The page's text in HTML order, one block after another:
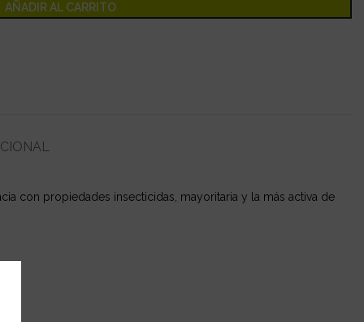
AÑADIR AL CARRITO
con propiedades insecticidas, mayoritaria y la más activa de